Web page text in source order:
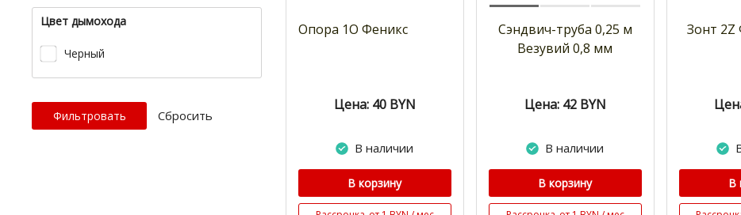
Цвет дымохода
Черный
Cбросить
Опора 1О Феникс
Цена: 40 BYN
В наличии
В корзину
Сэндвич-труба 0,25 м
Везувий 0,8 мм
Цена: 42 BYN
В наличии
В корзину
Зонт 2Z
В